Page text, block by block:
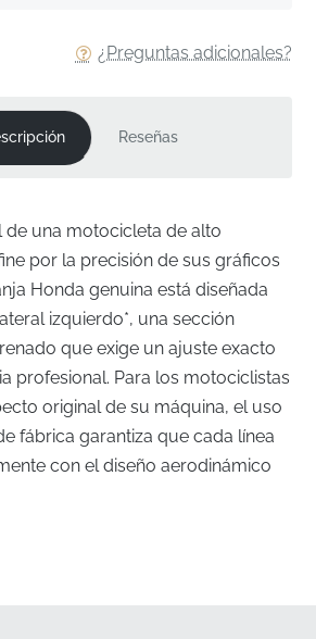
¿Preguntas adicionales?
Reseñas
de una motocicleta de alto
por la precisión de sus gráficos
Honda genuina está diseñada
izquierdo*, una sección
que exige un ajuste exacto
profesional. Para los motociclistas
original de su máquina, el uso
fábrica garantiza que cada línea
con el diseño aerodinámico